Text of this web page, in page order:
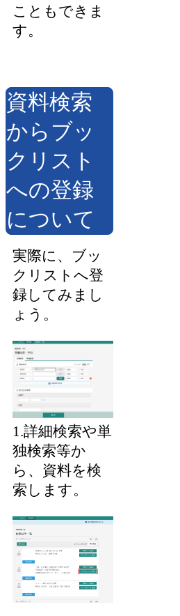
こともできま
す。
資料検索
からブッ
クリスト
への登録
について
実際に、ブッ
クリストへ登
録してみまし
ょう。
1.詳細検索や単
独検索等か
ら、資料を検
索します。